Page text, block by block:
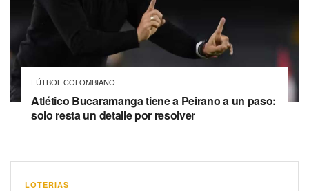
FÚTBOL COLOMBIANO
Atlético Bucaramanga tiene a Peirano a un paso:
solo resta un detalle por resolver
LOTERIAS